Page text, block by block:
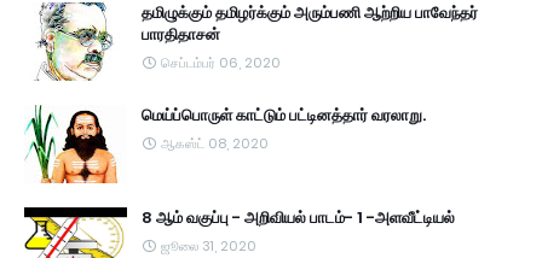
தமிழுக்கும் தமிழர்க்கும் அரும்பணி ஆற்றிய பாவேந்தர்
பாரதிதாசன்
செப்டம்பர் 06, 2020
மெய்ப்பொருள் காட்டும் பட்டினத்தார் வரலாறு.
ஆகஸ்ட் 08, 2020
8 ஆம் வகுப்பு - அறிவியல் பாடம்- 1 -அளவீட்டியல்
ஜூலை 31, 2020